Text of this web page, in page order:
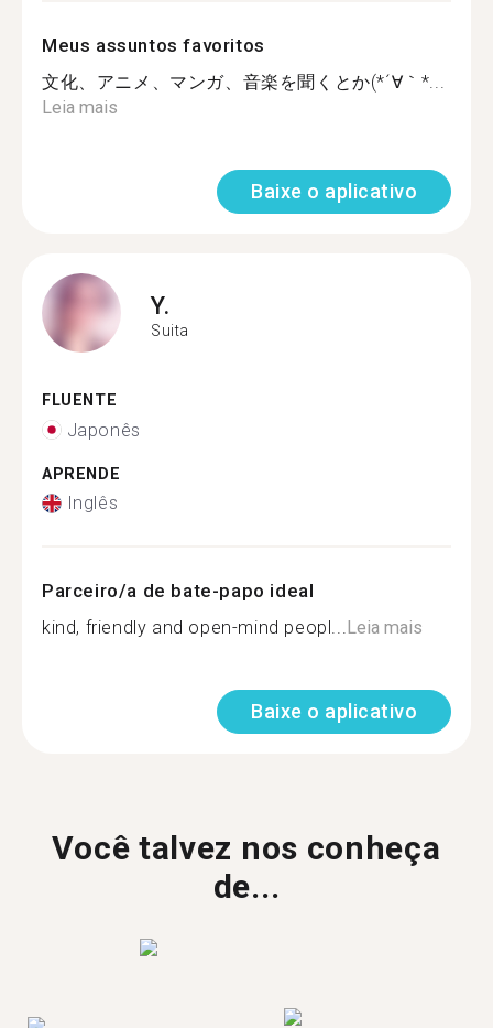
Meus assuntos favoritos
文化、アニメ、マンガ、音楽を聞くとか(*´∀｀*...
Leia mais
Baixe o aplicativo
Y.
Suita
FLUENTE
Japonês
APRENDE
Inglês
Parceiro/a de bate-papo ideal
kind, friendly and open-mind peopl...Leia mais
Baixe o aplicativo
Você talvez nos conheça
de...